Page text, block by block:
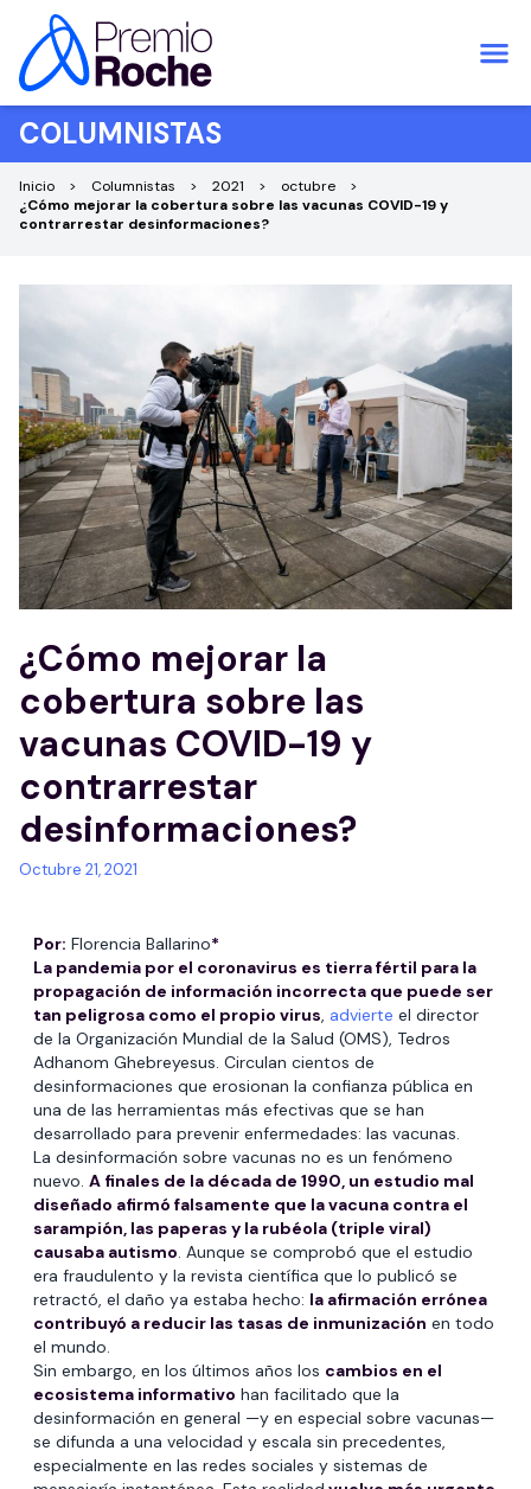
Saltar al contenido
COLUMNISTAS
Inicio Columnistas 2021
octubre
¿Cómo mejorar la cobertura sobre las vacunas COVID-19 y
contrarrestar desinformaciones?
¿Cómo mejorar la
cobertura sobre las
vacunas COVID-19 y
contrarrestar
desinformaciones?
Octubre 21, 2021
Por: Florencia Ballarino*
La pandemia por el coronavirus es tierra fértil para la
propagación de información incorrecta que puede ser
tan peligrosa como el propio virus, advierte el director
de la Organización Mundial de la Salud (OMS), Tedros
Adhanom Ghebreyesus. Circulan cientos de
desinformaciones que erosionan la confianza pública en
una de las herramientas más efectivas que se han
desarrollado para prevenir enfermedades: las vacunas.
La desinformación sobre vacunas no es un fenómeno
nuevo. A finales de la década de 1990, un estudio mal
diseñado afirmó falsamente que la vacuna contra el
sarampión, las paperas y la rubéola (triple viral)
causaba autismo. Aunque se comprobó que el estudio
era fraudulento y la revista científica que lo publicó se
retractó, el daño ya estaba hecho: la afirmación errónea
contribuyó a reducir las tasas de inmunización en todo
el mundo.
Sin embargo, en los últimos años los cambios en el
ecosistema informativo han facilitado que la
desinformación en general —y en especial sobre vacunas—
se difunda a una velocidad y escala sin precedentes,
especialmente en las redes sociales y sistemas de